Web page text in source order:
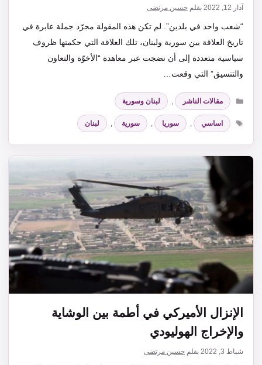
آذار 12, 2022 بقلم حسين مرتضى
“شعب واحد في بلدين”. لم تكن هذه المقولة مجرّد جملة عابرة في
تاريخ العلاقة بين سورية ولبنان، تلك العلاقة التي حكمتها ظروف
سياسية متعددة إلى أن نضجت عبر معاهدة “الأخوّة والتعاون
والتنسيق” التي وقعت…
التصنيفات
مقالات الناشر ,
لبنان وسورية
الوسوم
اساسي , سوريا , سورية , لبنان
الإنزال الأميركي في أطمة بين الوشاية
والإخراج الهوليودي
شباط 3, 2022 بقلم حسين مرتضى